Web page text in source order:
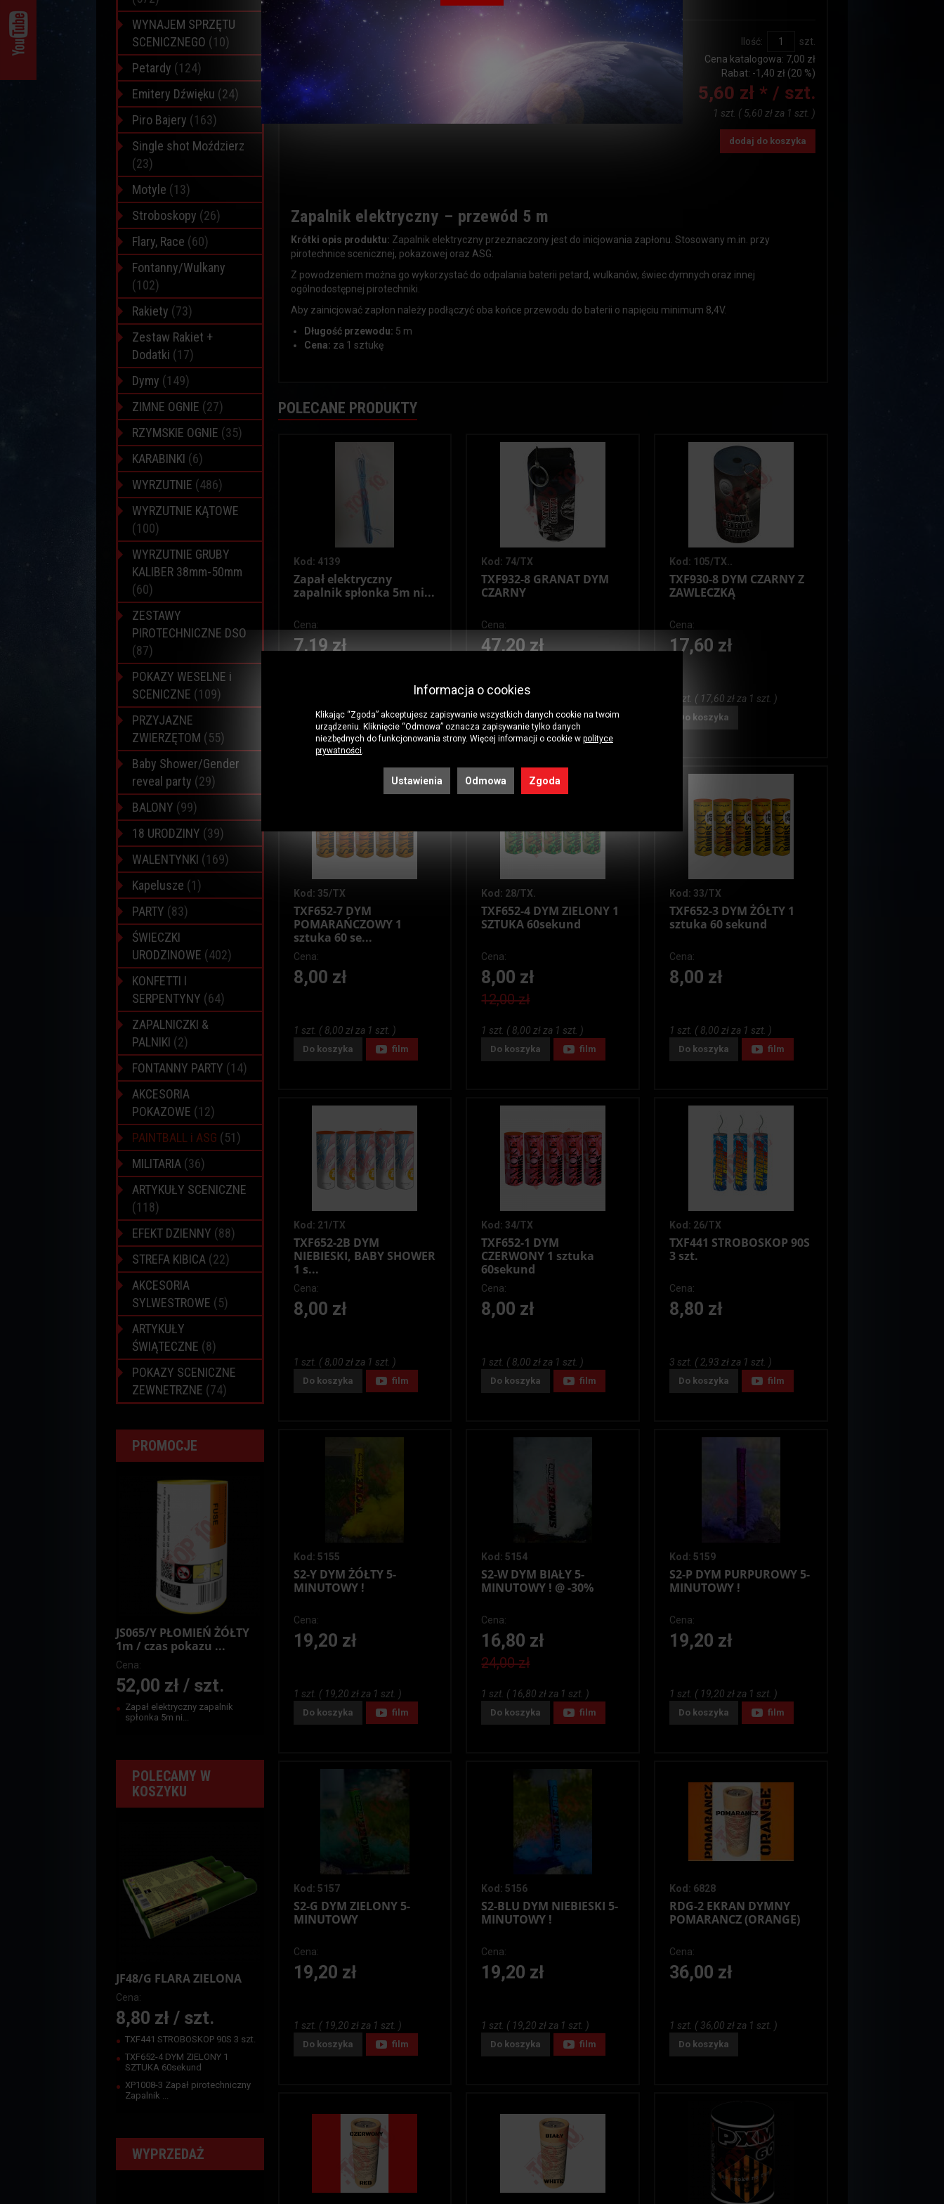
Czas realizacji:
do24h
Ilość:
szt.
Cena katalogowa: 7,00 zł
Rabat: -1,40 zł (20 %)
5,60 zł */ szt.
1 szt. ( 5,60 zł za 1 szt. )
dodaj do koszyka
Zapalnik elektryczny – przewód 5 m
Krótki opis produktu: Zapalnik elektryczny przeznaczony jest do inicjowania zapłonu. Stosowany m.in. przy
pirotechnice scenicznej, pokazowej oraz ASG.
Z powodzeniem można go wykorzystać do odpalania baterii petard, wulkanów, świec dymnych oraz innej
ogólnodostępnej pirotechniki.
Aby zainicjować zapłon należy podłączyć oba końce przewodu do baterii o napięciu minimum 8,4V.
Długość przewodu: 5 m
Cena: za 1 sztukę
POLECANE PRODUKTY
Kod: 4139
Zapał elektryczny
zapalnik spłonka 5m ni...
Cena:
7,19 zł
Do koszyka
Kod: 74/TX
TXF932-8 GRANAT DYM
CZARNY
Cena:
47,20 zł
Do koszyka film
Kod: 105/TX..
TXF930-8 DYM CZARNY Z
ZAWLECZKĄ
Cena:
17,60 zł
1 szt. ( 17,60 zł za 1 szt. )
Do koszyka
Kod: 35/TX
TXF652-7 DYM
POMARAŃCZOWY 1
sztuka 60 se...
Cena:
8,00 zł
1 szt. ( 8,00 zł za 1 szt. )
Do koszyka film
Kod: 28/TX.
TXF652-4 DYM ZIELONY 1
SZTUKA 60sekund
Cena:
8,00 zł
12,00 zł
1 szt. ( 8,00 zł za 1 szt. )
Do koszyka film
Kod: 33/TX
TXF652-3 DYM ŻÓŁTY 1
sztuka 60 sekund
Cena:
8,00 zł
1 szt. ( 8,00 zł za 1 szt. )
Do koszyka film
Kod: 21/TX
TXF652-2B DYM
NIEBIESKI, BABY SHOWER
1 s...
Cena:
8,00 zł
1 szt. ( 8,00 zł za 1 szt. )
Do koszyka film
Kod: 34/TX
TXF652-1 DYM
CZERWONY 1 sztuka
60sekund
Cena:
8,00 zł
1 szt. ( 8,00 zł za 1 szt. )
Do koszyka film
Kod: 26/TX
TXF441 STROBOSKOP 90S
3 szt.
Cena:
8,80 zł
3 szt. ( 2,93 zł za 1 szt. )
Do koszyka film
Kod: 5155
S2-Y DYM ŻÓŁTY 5-
MINUTOWY !
Cena:
19,20 zł
1 szt. ( 19,20 zł za 1 szt. )
Do koszyka film
Kod: 5154
S2-W DYM BIAŁY 5-
MINUTOWY ! @ -30%
Cena:
16,80 zł
24,00 zł
1 szt. ( 16,80 zł za 1 szt. )
Do koszyka film
Kod: 5159
S2-P DYM PURPUROWY 5-
MINUTOWY !
Cena:
19,20 zł
1 szt. ( 19,20 zł za 1 szt. )
Do koszyka film
Kod: 5157
S2-G DYM ZIELONY 5-
MINUTOWY
Cena:
19,20 zł
1 szt. ( 19,20 zł za 1 szt. )
Do koszyka film
Kod: 5156
S2-BLU DYM NIEBIESKI 5-
MINUTOWY !
Cena:
19,20 zł
1 szt. ( 19,20 zł za 1 szt. )
Do koszyka film
Kod: 6828
RDG-2 EKRAN DYMNY
POMARANCZ (ORANGE)
Cena:
36,00 zł
1 szt. ( 36,00 zł za 1 szt. )
Do koszyka
WYNAJEM SPRZĘTU
SCENICZNEGO (10)
Petardy (124)
Emitery Dźwięku (24)
Piro Bajery (163)
Single shot Moździerz
(23)
Motyle (13)
Stroboskopy (26)
Flary, Race (60)
Fontanny/Wulkany
(102)
Rakiety (73)
Zestaw Rakiet +
Dodatki (17)
Dymy (149)
ZIMNE OGNIE (27)
RZYMSKIE OGNIE (35)
KARABINKI (6)
WYRZUTNIE (486)
WYRZUTNIE KĄTOWE
(100)
WYRZUTNIE GRUBY
KALIBER 38mm-50mm
(60)
ZESTAWY
PIROTECHNICZNE DSO
(87)
POKAZY WESELNE i
SCENICZNE (109)
PRZYJAZNE
ZWIERZĘTOM (55)
Baby Shower/Gender
reveal party (29)
BALONY (99)
18 URODZINY (39)
WALENTYNKI (169)
Kapelusze (1)
PARTY (83)
ŚWIECZKI
URODZINOWE (402)
KONFETTI I
SERPENTYNY (64)
ZAPALNICZKI &
PALNIKI (2)
FONTANNY PARTY (14)
AKCESORIA
POKAZOWE (12)
PAINTBALL i ASG (51)
MILITARIA (36)
ARTYKUŁY SCENICZNE
(118)
EFEKT DZIENNY (88)
STREFA KIBICA (22)
AKCESORIA
SYLWESTROWE (5)
ARTYKUŁY
ŚWIĄTECZNE (8)
POKAZY SCENICZNE
ZEWNETRZNE (74)
PROMOCJE
JS065/Y PŁOMIEŃ ŻÓŁTY
1m / czas pokazu ...
Cena:
52,00 zł / szt.
Zapał elektryczny zapalnik
spłonka 5m ni...
POLECAMY W
KOSZYKU
JF48/G FLARA ZIELONA
Cena:
8,80 zł / szt.
TXF441 STROBOSKOP 90S 3 szt.
TXF652-4 DYM ZIELONY 1
SZTUKA 60sekund
XP1008-3 Zapał pirotechniczny
Zapalnik ...
WYPRZEDAŻ
Informacja o cookies
Klikając “Zgoda” akceptujesz zapisywanie wszystkich danych cookie na twoim
urządzeniu. Kliknięcie “Odmowa” oznacza zapisywanie tylko danych
niezbędnych do funkcjonowania strony. Więcej informacji o cookie w polityce
prywatności.
Ustawienia Odmowa Zgoda